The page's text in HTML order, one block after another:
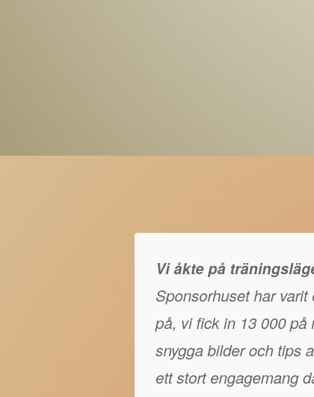
Vi åkte på
Sponsorhuset har
på, vi fick in 13 000 på
snygga bilder och tips
ett stort engagemang